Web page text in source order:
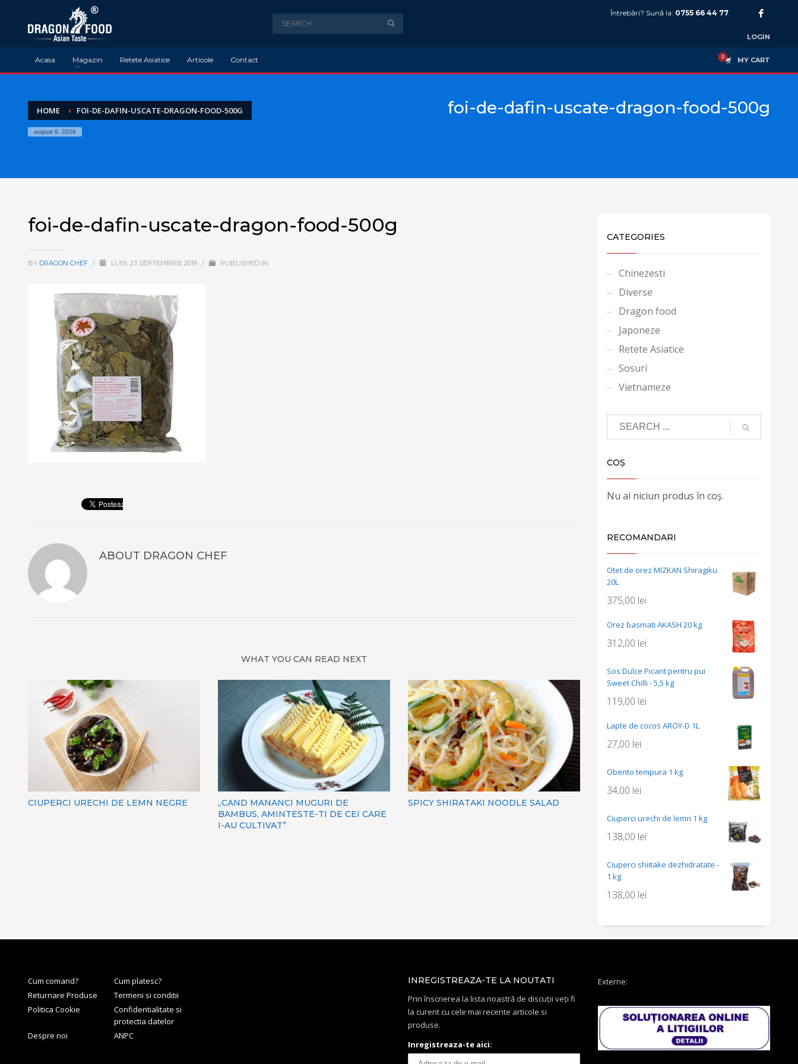
Întrebări? Sună la: 0755 66 44 77
LOGIN
Acasa Magazin Retete Asiatice Articole Contact MY CART
HOME FOI-DE-DAFIN-USCATE-DRAGON-FOOD-500G
august 6, 2026
foi-de-dafin-uscate-dragon-food-500g
foi-de-dafin-uscate-dragon-food-500g
BY DRAGON CHEF / LUNI, 23 SEPTEMBRIE 2019 / PUBLISHED IN
ABOUT DRAGON CHEF
WHAT YOU CAN READ NEXT
CIUPERCI URECHI DE LEMN NEGRE
„CAND MANANCI MUGURI DE
BAMBUS, AMINTESTE-TI DE CEI CARE
I-AU CULTIVAT”
SPICY SHIRATAKI NOODLE SALAD
CATEGORIES
Chinezesti
Diverse
Dragon food
Japoneze
Retete Asiatice
Sosuri
Vietnameze
COȘ
Nu ai niciun produs în coș.
RECOMANDARI
Otet de orez MIZKAN Shiragiku
20L
375,00 lei
Orez basmati AKASH 20 kg
312,00 lei
Sos Dulce Picant pentru pui
Sweet Chilli - 5,5 kg
119,00 lei
Lapte de cocos AROY-D 1L
27,00 lei
Obento tempura 1 kg
34,00 lei
Ciuperci urechi de lemn 1 kg
138,00 lei
Ciuperci shiitake dezhidratate -
1 kg
138,00 lei
Cum comand?
Cum platesc?
Returnare Produse
Termeni si conditii
Politica Cookie
Confidentialitate si
protectia datelor
Despre noi
ANPC
INREGISTREAZA-TE LA NOUTATI
Prin înscrierea la lista noastră de discuții veți fi
la curent cu cele mai recente articole si
produse.
Inregistreaza-te aici:
Externe: